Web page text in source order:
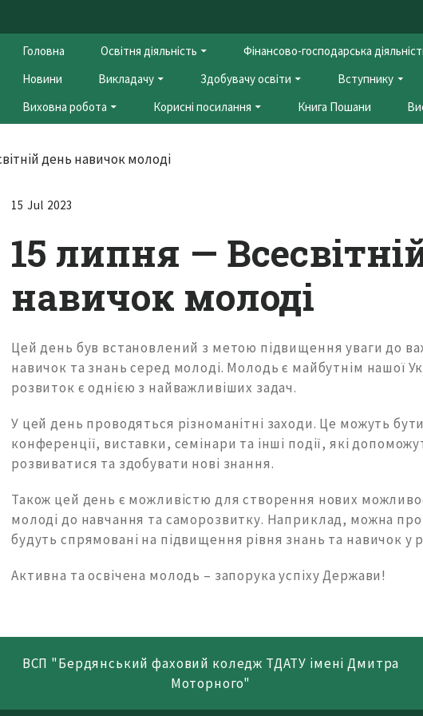
Головна Освітня діяльність Фінансово-господарська
Новини
Викладачу Здобувачу освіти Вступнику
Виховна робота
Корисні посилання Книга Пошани
15 Jul 2023
15 липня —
навичок молоді
Цей день був встановлений з метою підвищення уваги до
навичок та знань серед молоді. Молодь є майбутнім нашої
розвиток є однією з найважливіших задач.
У цей день проводяться різноманітні заходи. Це можуть
конференції, виставки, семінари та інші події, які
розвиватися та здобувати нові знання.
Також цей день є можливістю для створення нових
молоді до навчання та саморозвитку. Наприклад, можна
будуть спрямовані на підвищення рівня знань та навичок у
Активна та освічена молодь – запорука успіху Держави!
ВСП "Бердянський фаховий коледж ТДАТУ імені Дмитра
Моторного"